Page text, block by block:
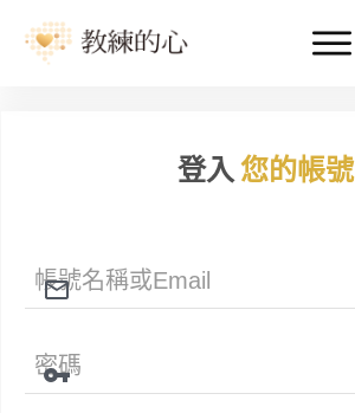
登入您的帳號